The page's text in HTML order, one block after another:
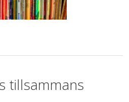
tillsammans